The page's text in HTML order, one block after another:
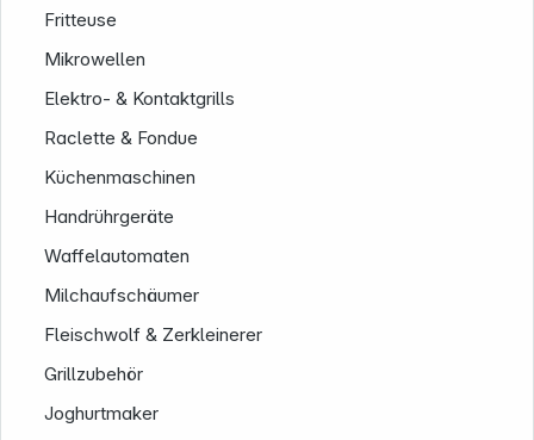
Fritteuse
Mikrowellen
Elektro- & Kontaktgrills
Raclette & Fondue
Küchenmaschinen
Handrührgeräte
Waffelautomaten
Milchaufschäumer
Fleischwolf & Zerkleinerer
Grillzubehör
Joghurtmaker
Service